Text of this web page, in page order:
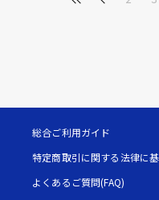
総合ご利用ガイド
特定商取引に関する法律に
よくあるご質問(FAQ)